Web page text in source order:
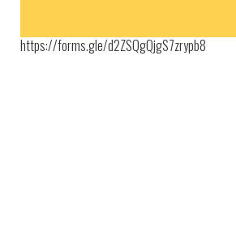
https://forms.gle/d2ZSQgQjgS7zrypb8